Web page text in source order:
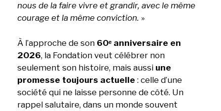
nous de la faire vivre et grandir, avec le même
courage et la même conviction. »
À l’approche de son 60ᵉ anniversaire en
2026, la Fondation veut célébrer non
seulement son histoire, mais aussi une
promesse toujours actuelle : celle d’une
société qui ne laisse personne de côté. Un
rappel salutaire, dans un monde souvent